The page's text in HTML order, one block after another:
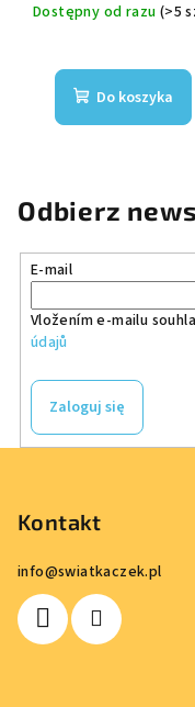
Dostępny od razu (>5
Do koszyka
Odbierz
E-mail
Vložením e-mailu
údajů
Zaloguj się
Kontakt
info@swiatkaczek.pl